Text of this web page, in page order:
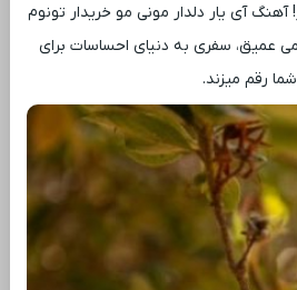
آهنگ آی یار دلدار مونی مو خریدار تونوم
عمیق، سفری به دنیای احساسات برای
شما رقم میزند.